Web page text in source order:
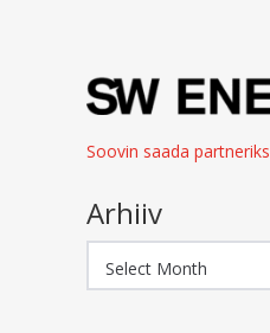
Soovin saada partneriks
Arhiiv